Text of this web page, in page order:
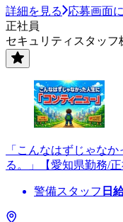
詳細を見る
応募画面
正社員
セキュリティスタッフ
「こんなはずじゃな
る。」【愛知県勤務/正
警備スタッフ 日